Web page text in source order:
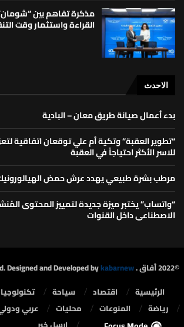
مذكرة تفاهم بين
القراءة واستثمار وقت
الاحدث
بدء أعمال صيانة طريق معان – البادية
“تطوير العقبة” وتكية أم علي توقعان اتفاقية
للاسر الأكثر احتياجاً في العقبة
مرطب بشرة طبيعي يهدد عرش حمض
“واتساب” يختبر ميزة جديدة لتمييز المحتوى
الاصطناعي داخل القنوات
©2022 أفاق . All Right Reserved. Designed and Developed by
kabarnew.
الرئيسية
⁠اقتصاد سياحة تكنولوجيا
رياضة
المنوعات محليات ⁠عربي